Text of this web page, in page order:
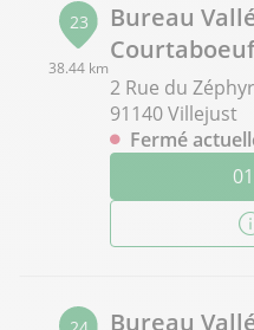
23
38.44 km
Bureau
Courtaboeuf
2 Rue du Zéphyr
91140 Villejust
Fermé
Bureau